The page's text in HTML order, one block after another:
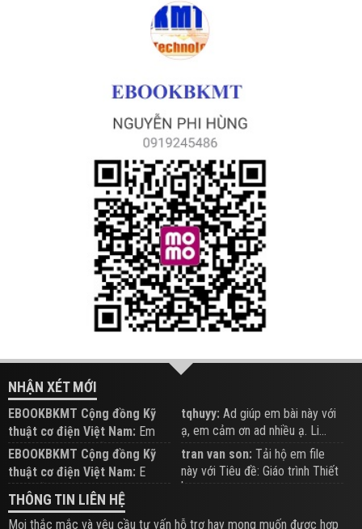
NHẬN XÉT MỚI
EBOOKBKMT Cộng đồng Kỹ
thuật cơ điện Việt Nam: Em
đăng trên Group hỗ trợ nhé
tqhuyy: Ad giúp em bài này với
ạ, em cảm ơn ad nhiều ạ. Li...
EBOOKBKMT Cộng đồng Kỹ
thuật cơ điện Việt Nam: E
xem hỗ trợ trên Group
tran van son: Tải hộ em file
này với Tiêu đề: Giáo trình Thiết
b...
THÔNG TIN LIÊN HỆ
Mọi thắc mắc và yêu cầu tư vấn hỗ trợ hay mong muốn được hợp